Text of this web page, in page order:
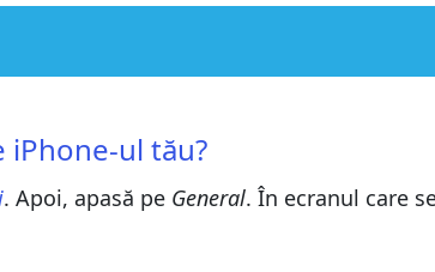
iPhone-ul tău?
. Apoi, apasă pe General. În ecranul care